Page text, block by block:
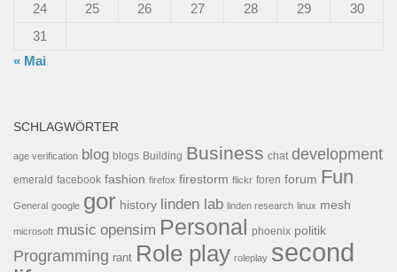
24
25 26 27 28 29
30
31
« Mai
SCHLAGWÖRTER
age verification blog blogs Building Business chat development
emerald facebook fashion firefox firestorm flickr foren forum Fun
General google gor history linden lab linden research linux mesh
microsoft music opensim Personal phoenix politik
Programming rant Role play roleplay second